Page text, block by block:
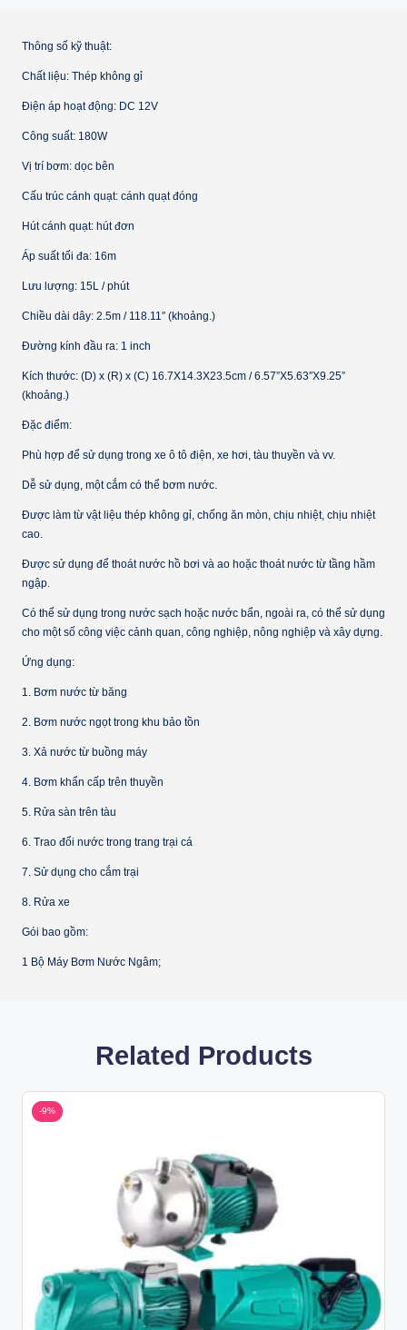
Thông số kỹ thuật:
Chất liệu: Thép không gỉ
Điện áp hoạt động: DC 12V
Công suất: 180W
Vị trí bơm: dọc bên
Cấu trúc cánh quạt: cánh quạt đóng
Hút cánh quạt: hút đơn
Áp suất tối đa: 16m
Lưu lượng: 15L / phút
Chiều dài dây: 2.5m / 118.11″ (khoảng.)
Đường kính đầu ra: 1 inch
Kích thước: (D) x (R) x (C) 16.7X14.3X23.5cm / 6.57”X5.63″X9.25”
(khoảng.)
Đặc điểm:
Phù hợp để sử dụng trong xe ô tô điện, xe hơi, tàu thuyền và vv.
Dễ sử dụng, một cắm có thể bơm nước.
Được làm từ vật liệu thép không gỉ, chống ăn mòn, chịu nhiệt, chịu nhiệt
cao.
Được sử dụng để thoát nước hồ bơi và ao hoặc thoát nước từ tầng hầm
ngập.
Có thể sử dụng trong nước sạch hoặc nước bẩn, ngoài ra, có thể sử dụng
cho một số công việc cảnh quan, công nghiệp, nông nghiệp và xây dựng.
Ứng dụng:
1. Bơm nước từ băng
2. Bơm nước ngọt trong khu bảo tồn
3. Xả nước từ buồng máy
4. Bơm khẩn cấp trên thuyền
5. Rửa sàn trên tàu
6. Trao đổi nước trong trang trại cá
7. Sử dụng cho cắm trại
8. Rửa xe
Gói bao gồm:
1 Bộ Máy Bơm Nước Ngâm;
Related Products
-9%